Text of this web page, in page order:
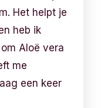
Het helpt je
heb ik
Aloë vera
me
een keer